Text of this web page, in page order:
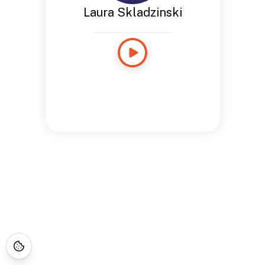
Laura Skladzinski